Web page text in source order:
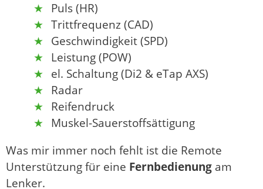
Puls (HR)
Trittfrequenz (CAD)
Geschwindigkeit (SPD)
Leistung (POW)
el. Schaltung (Di2 & eTap AXS)
Radar
Reifendruck
Muskel-Sauerstoffsättigung
Was mir immer noch fehlt ist die Remote
Unterstützung für eine Fernbedienung am
Lenker.